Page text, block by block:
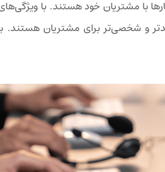
با مشتریان خود هستند. با
و شخصی‌تر برای مشتریان